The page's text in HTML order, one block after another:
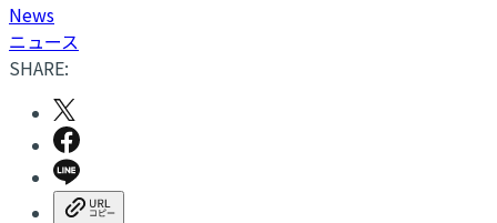
News
ニュース
SHARE: